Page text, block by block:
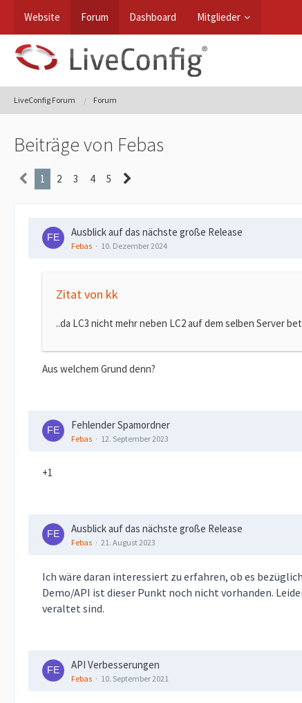
Website Forum Dashboard Mitglieder
LiveConfig Forum Forum
Beiträge von Febas
1 2 3 4 5
Ausblick auf das nächste große Release
Febas 10. Dezember 2024
Zitat von kk
..da LC3 nicht mehr neben LC2 auf dem selben Server
Aus welchem Grund denn?
Fehlender Spamordner
Febas 12. September 2023
+1
Ausblick auf das nächste große Release
Febas 21. August 2023
Ich wäre daran interessiert zu erfahren, ob es
Demo/API ist dieser Punkt noch nicht vorhanden.
veraltet sind.
API Verbesserungen
Febas 10. September 2021